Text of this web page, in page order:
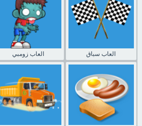
العاب زومبي العاب سباق